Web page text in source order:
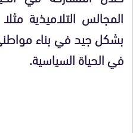
المجالس التلاميذية
بشكل جيد في بناء
في الحياة السياسية.